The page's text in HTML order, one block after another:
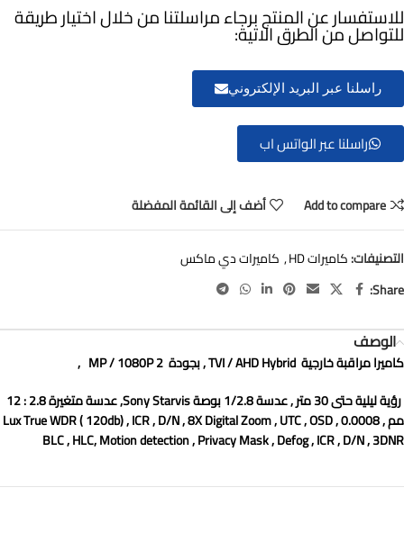
للاستفسار عن المنتج برجاء مراسلتنا من خلال اختيار طريقة
للتواصل من الطرق الاتية:
راسلنا عبر البريد الإلكتروني
راسلنا عبر الواتس اب
Add to compare أضف إلى القائمة المفضلة
التصنيفات:كاميرات HD , كاميرات دي ماكس
Share:
الوصف
كاميرا مراقبةخارجية TVI / AHD Hybrid, بجودة 2 MP / 1080P
,
رؤية ليلية حتى 30 متر , عدسة 1/2.8 بوصة Sony Starvis, عدسة متغيرة 2.8 : 12
مم , 0.0008 Lux True WDR ( 120db) , ICR , D/N , 8X Digital Zoom , UTC , OSD ,
BLC , HLC, Motion detection , Privacy Mask , Defog , ICR , D/N , 3DNR